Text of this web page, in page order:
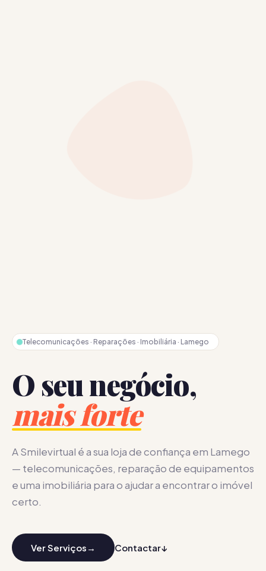
Telecomunicações · Reparações · Imobiliária · Lamego
O seu negócio,
mais forte
A Smilevirtual é a sua loja de confiança em Lamego
— telecomunicações, reparação de equipamentos
e uma imobiliária para o ajudar a encontrar o imóvel
certo.
Ver Serviços → Contactar↓